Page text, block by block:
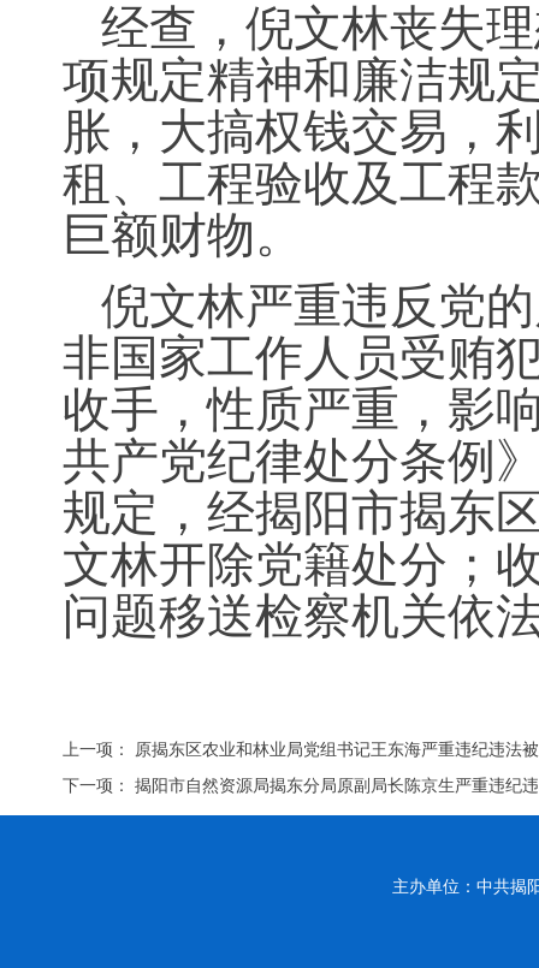
经查，倪文林丧失
项规定精神和廉洁规
胀，大搞权钱交易，
租、工程验收及工程
巨额财物。
倪文林严重违反党
非国家工作人员受贿
收手，性质严重，影
共产党纪律处分条例
规定，经揭阳市揭东
文林开除党籍处分；
问题移送检察机关依
上一项：
原揭东区农业和林业局党组书记王东海严重违纪违法
下一项：揭阳市自然资源局揭东分局原副局长陈京生严重违纪
主办单位：中共揭